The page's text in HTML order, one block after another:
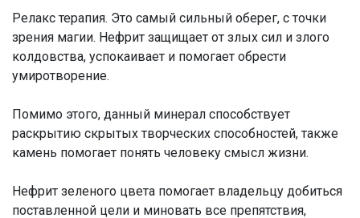
Релакс терапия. Это самый сильный оберег, с точки
зрения магии. Нефрит защищает от злых сил и злого
колдовства, успокаивает и помогает обрести
умиротворение.
Помимо этого, данный минерал способствует
раскрытию скрытых творческих способностей, также
камень помогает понять человеку смысл жизни.
Нефрит зеленого цвета помогает владельцу добиться
поставленной цели и миновать все препятствия,